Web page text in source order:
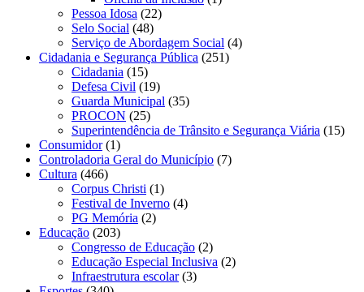
Pessoa Idosa (22)
Selo Social (48)
Serviço de Abordagem Social (4)
Cidadania e Segurança Pública (251)
Cidadania (15)
Defesa Civil (19)
Guarda Municipal (35)
PROCON (25)
Superintendência de Trânsito e Segurança Viária (15)
Consumidor(1)
Controladoria Geral do Município (7)
Cultura (466)
Corpus Christi (1)
Festival de Inverno (4)
PG Memória (2)
Educação (203)
Congresso de Educação (2)
Educação Especial Inclusiva (2)
Infraestrutura escolar(3)